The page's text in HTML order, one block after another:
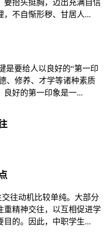
要抬头挺胸，迈出充满自信
，不自惭形秽、甘居人...
是要给人以良好的“第一印
、修养、才学等诸种素质
良好的第一印象是一...
往动机比较单纯。大部分
重精神交往，以互相促进学
目的。因此，中职学生...